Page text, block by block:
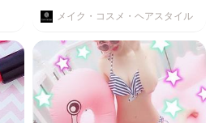
メイク・コスメ・ヘアスタイル